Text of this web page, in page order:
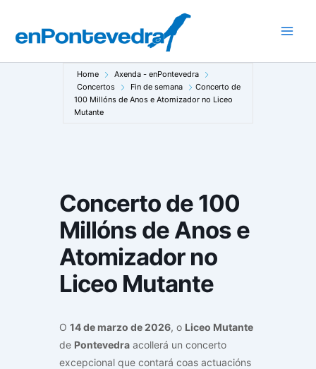
contido
Home
Axenda - enPontevedra
Concertos
Fin de semana
Concerto de
100 Millóns de Anos e Atomizador no Liceo
Mutante
Concerto de 100
Millóns de Anos e
Atomizador no
Liceo Mutante
O 14 de marzo de 2026, o Liceo Mutante
de Pontevedra acollerá un concerto
excepcional que contará coas actuacións